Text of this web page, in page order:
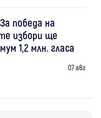
победа на
избори ще
1,2 млн. гласа
07 авг